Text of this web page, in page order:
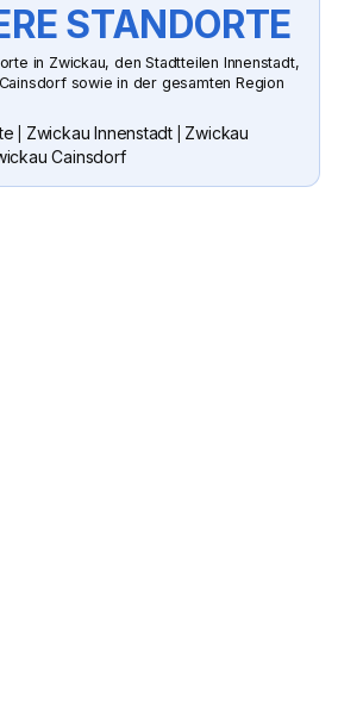
STANDORTE
in Zwickau, den Stadtteilen Innenstadt,
sowie in der gesamten Region
Zwickau Innenstadt
Zwickau
Cainsdorf